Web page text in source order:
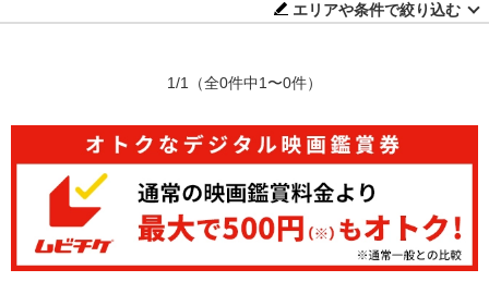
エリアや条件で絞り込む
1/1 （全0件中1〜0件）